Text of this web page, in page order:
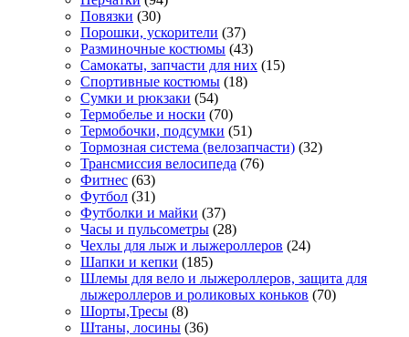
Повязки (30)
Порошки, ускорители (37)
Разминочные костюмы (43)
Самокаты, запчасти для них (15)
Спортивные костюмы (18)
Сумки и рюкзаки (54)
Термобелье и носки (70)
Термобочки, подсумки (51)
Тормозная система (велозапчасти) (32)
Трансмиссия велосипеда (76)
Фитнес (63)
Футбол (31)
Футболки и майки (37)
Часы и пульсометры (28)
Чехлы для лыж и лыжероллеров (24)
Шапки и кепки (185)
Шлемы для вело и лыжероллеров, защита для
лыжероллеров и роликовых коньков (70)
Шорты,Тресы (8)
Штаны, лосины (36)